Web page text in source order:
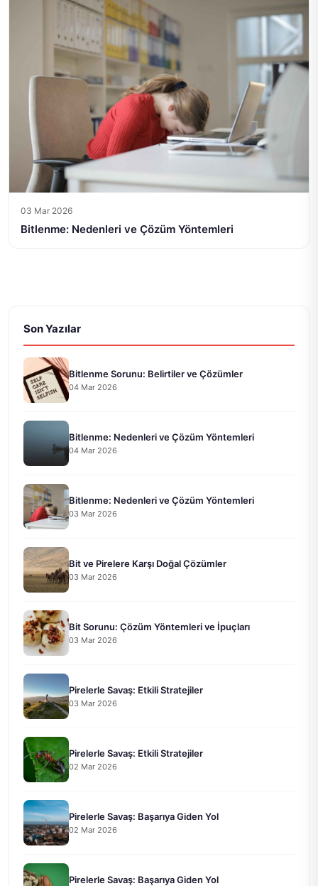
03 Mar 2026
Bitlenme: Nedenleri ve Çözüm Yöntemleri
Son Yazılar
Bitlenme Sorunu: Belirtiler ve Çözümler
04 Mar 2026
Bitlenme: Nedenleri ve Çözüm Yöntemleri
04 Mar 2026
Bitlenme: Nedenleri ve Çözüm Yöntemleri
03 Mar 2026
Bit ve Pirelere Karşı Doğal Çözümler
03 Mar 2026
Bit Sorunu: Çözüm Yöntemleri ve İpuçları
03 Mar 2026
Pirelerle Savaş: Etkili Stratejiler
03 Mar 2026
Pirelerle Savaş: Etkili Stratejiler
02 Mar 2026
Pirelerle Savaş: Başarıya Giden Yol
02 Mar 2026
Pirelerle Savaş: Başarıya Giden Yol